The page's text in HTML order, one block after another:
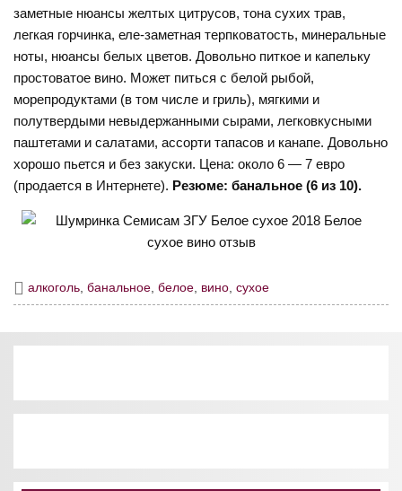
заметные нюансы желтых цитрусов, тона сухих трав,
легкая горчинка, еле-заметная терпковатость, минеральные
ноты, нюансы белых цветов. Довольно питкое и капельку
простоватое вино. Может питься с белой рыбой,
морепродуктами (в том числе и гриль), мягкими и
полутвердыми невыдержанными сырами, легковкусными
паштетами и салатами, ассорти тапасов и канапе. Довольно
хорошо пьется и без закуски. Цена: около 6 — 7 евро
(продается в Интернете). Резюме: банальное (6 из 10).
алкоголь ,банальное ,белое вино ,сухое